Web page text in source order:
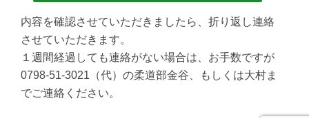
内容を確認させていただきましたら、折り返し連絡
させていただきます。
１週間経過しても連絡がない場合は、お手数ですが
0798-51-3021 （代）の柔道部金谷、もしくは大村ま
でご連絡ください。